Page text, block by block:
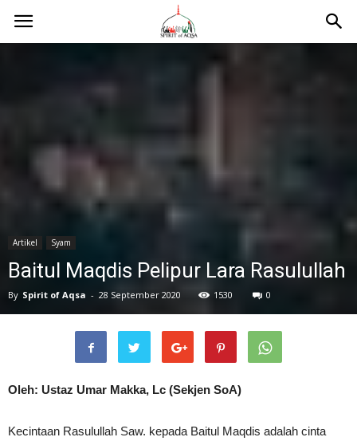
Artikel Syam
Baitul Maqdis Pelipur Lara Rasulullah
By Spirit of Aqsa - 28 September 2020 1530 0
Oleh: Ustaz Umar Makka, Lc (Sekjen SoA)
Kecintaan Rasulullah Saw. kepada Baitul Maqdis adalah cinta